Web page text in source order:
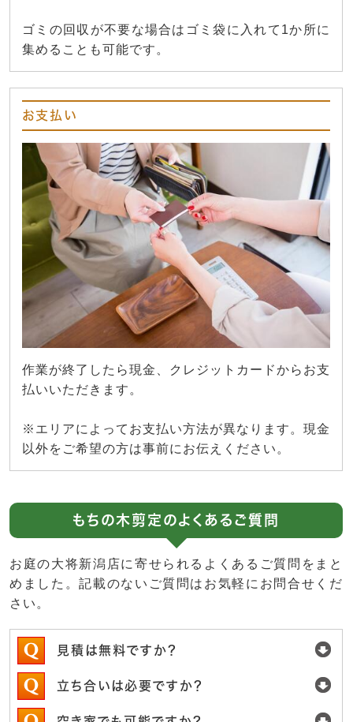
ゴミの回収が不要な場合はゴミ袋に入れて1か所に
集めることも可能です。
お支払い
作業が終了したら現金、クレジットカードからお支
払いいただきます。
※エリアによってお支払い方法が異なります。現金
以外をご希望の方は事前にお伝えください。
もちの木剪定のよくあるご質問
お庭の大将新潟店に寄せられるよくあるご質問をまと
めました。記載のないご質問はお気軽にお問合せくだ
さい。
見積は無料ですか？
立ち合いは必要ですか？